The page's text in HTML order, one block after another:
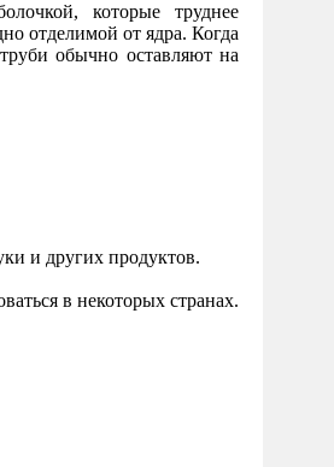
которые труднее
отделимой от ядра. Когда
обычно оставляют на
и других продуктов.
в некоторых странах.